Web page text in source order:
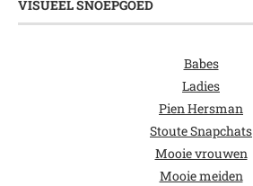
VISUEEL SNOEPGOED
Babes
Ladies
Pien Hersman
Stoute Snapchats
Mooie vrouwen
Mooie meiden